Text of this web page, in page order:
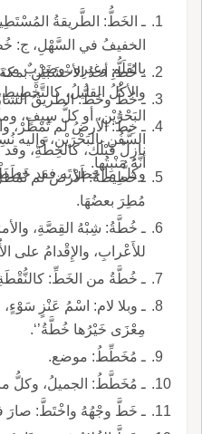
ـ الخَطُّ: الطَّريقةُ
الخفيفُ في السَّهْلِ، ج:
بالقَلَمِ وغيرِهِ، وضَرْبٌ من
والأكْلُ القليلُ،
البَحْرَيْنِ، أو كلُّ سِيفٍ،
السُّفُنِ بالبَحْرَيْنِ، وإليه
أنَّهُ مَنْبِتُها.
ـ خُطُّ: أحدُ الأخْشَبَيْنِ
ـ خُطُّ وخَطُّ: الطريقُ
ـ خِطُّ: الأرضُ لم تُمْطَرْ،
نازِلٌ قَبْلَكَ، كالخِطَّةِ،
وكلُّ ما حَظَرْتَه فقد
ـ خَطِيطَةُ: الأرضُ لم
مُطِرَ بعضُهَا.
ـ خُطَّةُ: شِبْهُ القِصَّةِ،
للأَعْرابِ، والإِقْدامُ على
ـ خُطَّةُ من الخَطِّ:
ـ وبلا لام: اسْمُ عَنْزٍ سَوْءٍ،
مِعْزَى خَيْرُها خُطَّةُ’‘.
ـ مُخَطِّطُ: موضع.
ـ مُخَطَّطُ: الجميلُ، وكلُّ
ـ خَطَّ وجْهُهُ واخْتَطَّ: صارَ